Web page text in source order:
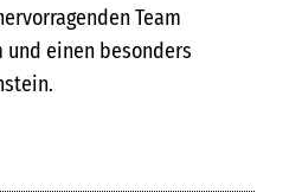
Team
und einen besonders